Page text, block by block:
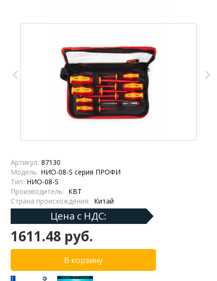
Артикул: 87130
Модель: НИО-08-S серия ПРОФИ
Тип: НИО-08-S
Производитель: КВТ
Страна происхождения: Китай
Цена с НДС:
1611.48 руб.